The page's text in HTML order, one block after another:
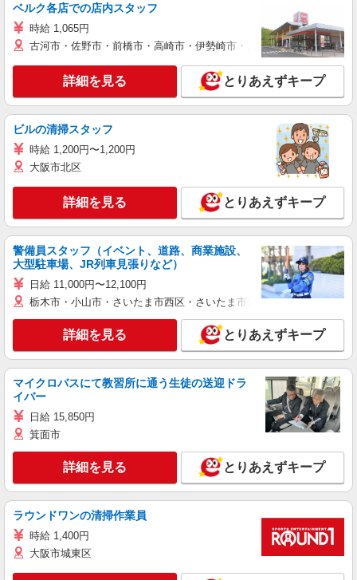
ベルク各店での店内スタッフ
時給 1,065円
古河市・佐野市・前橋市・高崎市・伊勢崎市・太田市・館林市・藤
詳細を見る とりあえずキープ
ビルの清掃スタッフ
時給 1,200円〜1,200円
大阪市北区
詳細を見る とりあえずキープ
警備員スタッフ（イベント、道路、商業施設、
大型駐車場、JR列車見張りなど）
日給 11,000円〜12,100円
栃木市・小山市・さいたま市西区・さいたま市岩槻区・久喜市・蓮田
詳細を見る とりあえずキープ
マイクロバスにて教習所に通う生徒の送迎ドラ
イバー
日給 15,850円
箕面市
詳細を見る とりあえずキープ
ラウンドワンの清掃作業員
時給 1,400円
大阪市城東区